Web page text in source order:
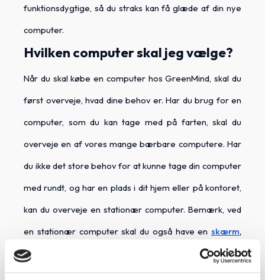
funktionsdygtige, så du straks kan få glæde af din nye
computer.
Hvilken computer skal jeg vælge?
Når du skal købe en computer hos GreenMind, skal du
først overveje, hvad dine behov er. Har du brug for en
computer, som du kan tage med på farten, skal du
overveje en af vores mange bærbare computere. Har
du ikke det store behov for at kunne tage din computer
med rundt, og har en plads i dit hjem eller på kontoret,
kan du overveje en stationær computer. Bemærk, ved
en stationær computer skal du også have en skærm,
tastatur og mus.